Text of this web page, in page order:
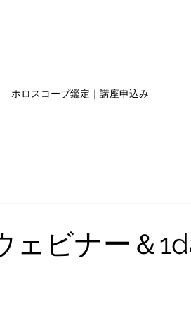
ホロスコープ鑑定｜講座申込み
ェビナー＆